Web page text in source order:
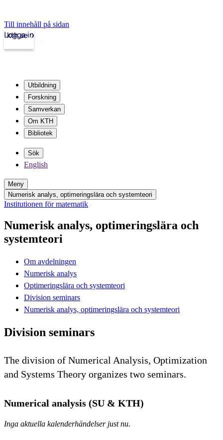
Till innehåll på sidan
kth.se
Logga in
Utbildning
Forskning
Samverkan
Om KTH
Bibliotek
Sök
English
Meny
Numerisk analys, optimeringslära och systemteori
Institutionen för matematik
Numerisk analys, optimeringslära och
systemteori
Om avdelningen
Numerisk analys
Optimeringslära och systemteori
Division seminars
Numerisk analys, optimeringslära och systemteori
Division seminars
The division of Numerical Analysis, Optimization
and Systems Theory organizes two seminars.
Numerical analysis (SU & KTH)
Inga aktuella kalenderhändelser just nu.